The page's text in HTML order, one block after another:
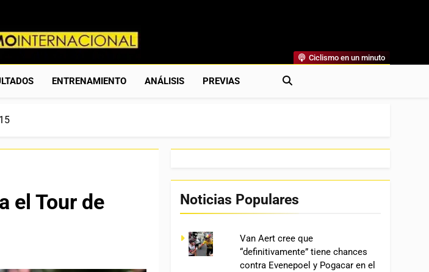
Internacional
Mundial. Entrevistas, Análisis, Crónicas, Previas Y Más. La Web Ciclista De Referencia.
Ciclismo en un minuto
ENTRENAMIENTO ANÁLISIS PREVIAS
el Tour de
Noticias Populares
Van Aert cree que
“definitivamente” tiene chances
contra Evenepoel y Pogacar en el